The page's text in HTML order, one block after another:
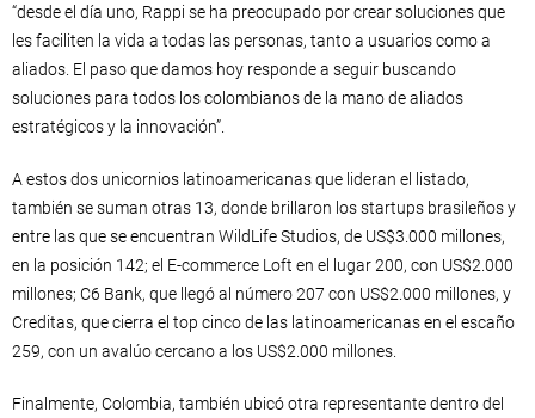
“desde el día uno, Rappi se ha preocupado por crear soluciones que
les faciliten la vida a todas las personas, tanto a usuarios como a
aliados. El paso que damos hoy responde a seguir buscando
soluciones para todos los colombianos de la mano de aliados
estratégicos y la innovación”.
A estos dos unicornios latinoamericanas que lideran el listado,
también se suman otras 13, donde brillaron los startups brasileños y
entre las que se encuentran WildLife Studios, de US$3.000 millones,
en la posición 142; el E-commerce Loft en el lugar 200, con US$2.000
millones; C6 Bank, que llegó al número 207 con US$2.000 millones, y
Creditas, que cierra el top cinco de las latinoamericanas en el escaño
259, con un avalúo cercano a los US$2.000 millones.
Finalmente, Colombia, también ubicó otra representante dentro del